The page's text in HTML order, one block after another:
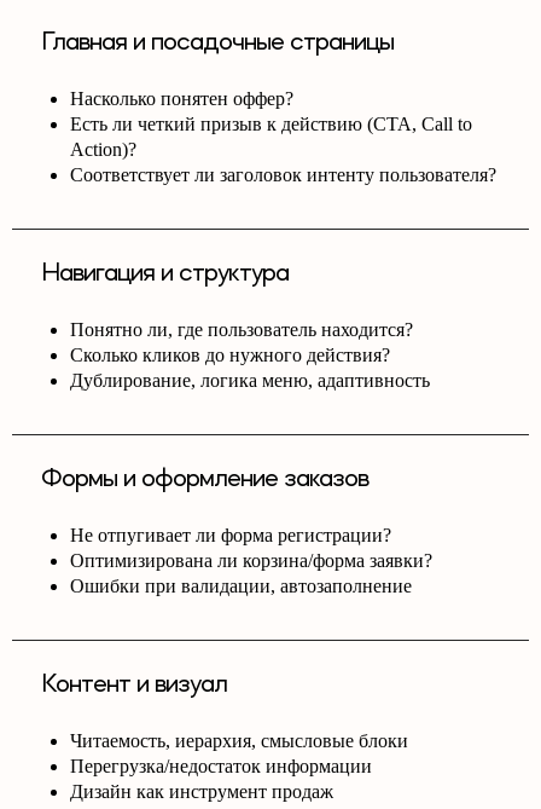
Главная и посадочные страницы
Насколько понятен оффер?
Есть ли четкий призыв к действию (CTA, Call to
Action)?
Соответствует ли заголовок интенту пользователя?
Навигация и структура
Понятно ли, где пользователь находится?
Сколько кликов до нужного действия?
Дублирование, логика меню, адаптивность
Формы и оформление заказов
Не отпугивает ли форма регистрации?
Оптимизирована ли корзина/форма заявки?
Ошибки при валидации, автозаполнение
Контент и визуал
Читаемость, иерархия, смысловые блоки
Перегрузка/недостаток информации
Дизайн как инструмент продаж